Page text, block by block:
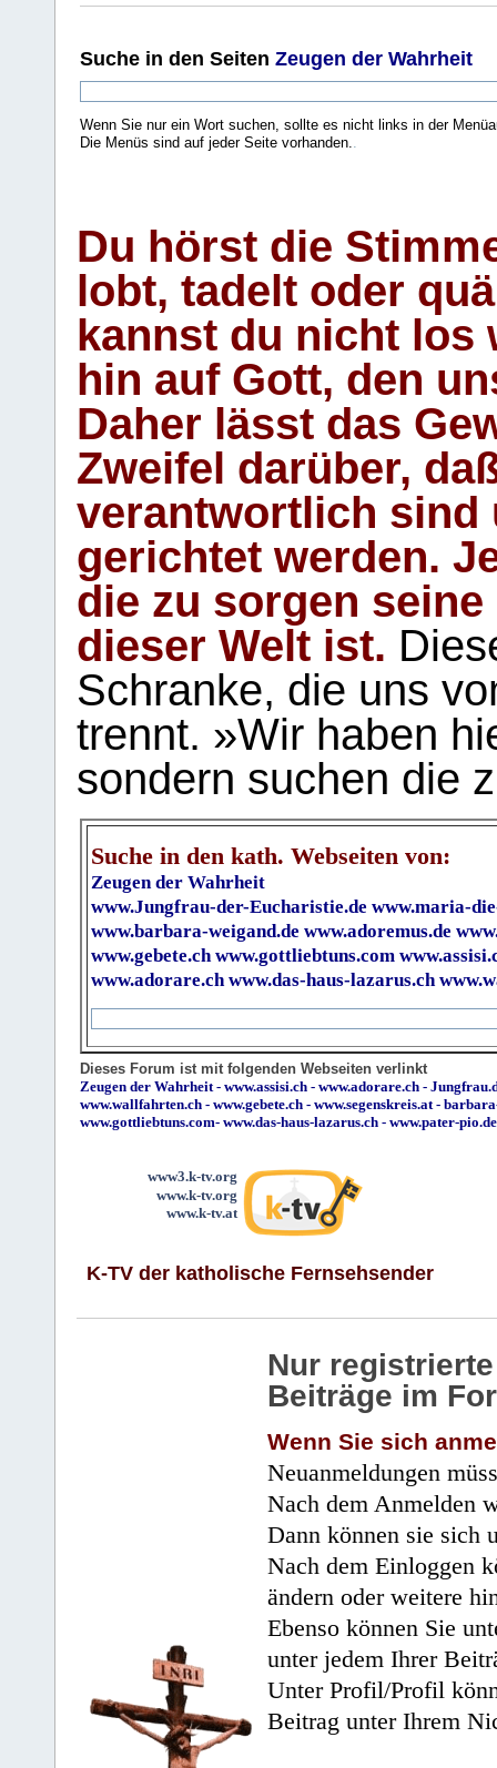
Suche in den Seiten Zeugen der Wahrheit
Wenn Sie nur ein Wort suchen, sollte es nicht links in der
Die Menüs sind auf jeder Seite vorhanden..
Du hörst die
lobt, tadelt oder
kannst du nicht los
hin auf Gott, den
Daher lässt das
Zweifel darüber,
verantwortlich sind
gerichtet werden.
die zu sorgen
dieser Welt ist.
Schranke, die uns
trennt. »Wir haben
sondern suchen die
Suche in den kath. Webseiten von:
Zeugen der Wahrheit
www.Jungfrau-der-Eucharistie.de www.maria-
www.barbara-weigand.de www.adoremus.de
www.gebete.ch www.gottliebtuns.com
www.adorare.ch www.das-haus-lazarus.ch
Dieses Forum ist mit folgenden Webseiten verlinkt
Zeugen der Wahrheit- www.assisi.ch - www.adorare.ch -
www.wallfahrten.ch - www.gebete.ch - www.segenskreis.at-
www.gottliebtuns.com- www.das-haus-lazarus.ch - www.pater-pio.de
www3.k-tv.org
www.k-tv.org
www.k-tv.at
K-TV der katholische Fernsehsender
Nur
Beiträge im
Wenn Sie sich
Neuanmeldungen
Nach dem Anmelden
Dann können sie sich
Nach dem Einloggen
ändern oder weitere
Ebenso können Sie
unter jedem Ihrer
Unter Profil/Profil
Beitrag unter Ihrem